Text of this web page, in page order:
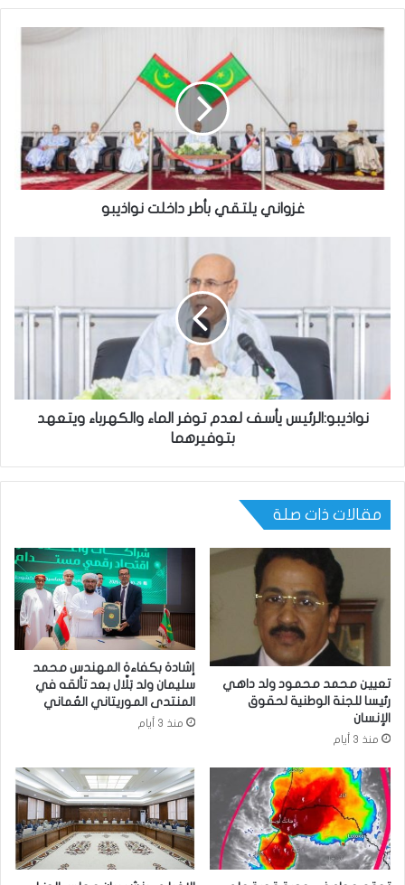
غزواني يلتقي بأطر داخلت نواذيبو
نواذيبو:الرئيس يأسف لعدم توفر الماء والكهرباء ويتعهد
بتوفيرهما
مقالات ذات صلة
تعيين محمد محمود ولد داهي
رئيسا للجنة الوطنية لحقوق
الإنسان
منذ 3 أيام
إشادة بكفاءة المهندس محمد
سليمان ولد بَلَّال بعد تألقه في
المنتدى الموريتاني العُماني
منذ 3 أيام